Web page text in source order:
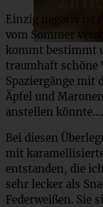
Einzig negativ ist
vom Sommer
kommt bestimmt
traumhaft schöne
Spaziergänge mit
Äpfel und
anstellen könnte….
Bei diesen
mit
entstanden, die
sehr lecker als
Federweißen. Sie